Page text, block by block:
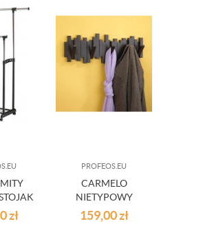
zł
PROFEOS.EU
CARMELO
NIETYPOWY
WIESZAK
159,00zł